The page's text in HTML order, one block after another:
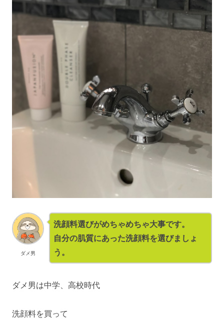
ダメ男
洗顔料選びがめちゃめちゃ大事です。
自分の肌質にあった洗顔料を選びましょ
う。
ダメ男は中学、高校時代
洗顔料を買って